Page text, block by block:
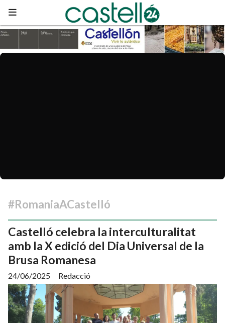
#RomaniaACastelló
Castelló celebra la interculturalitat
amb la X edició del Dia Universal de la
Brusa Romanesa
Redacció
24/06/2025